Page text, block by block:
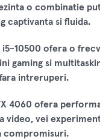
o combinatie
captivanta si fluida.
10500 ofera o
gaming si
intreruperi.
4060 ofera
video, vei
compromisuri.